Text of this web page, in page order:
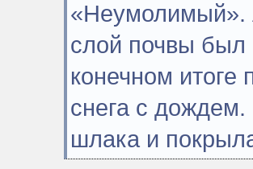
«Неумолимый».
слой почвы был
конечном итоге
снега с
шлака и